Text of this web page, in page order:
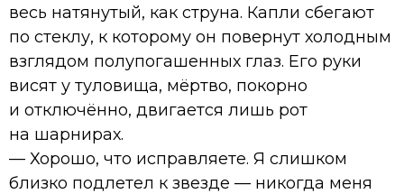
весь натянутый, как струна. Капли сбегают
по стеклу, к которому он повернут холодным
взглядом полупогашенных глаз. Его руки
висят у туловища, мёртво, покорно
и отключённо, двигается лишь рот
на шарнирах.
— Хорошо, что исправляете. Я слишком
близко подлетел к звезде — никогда меня